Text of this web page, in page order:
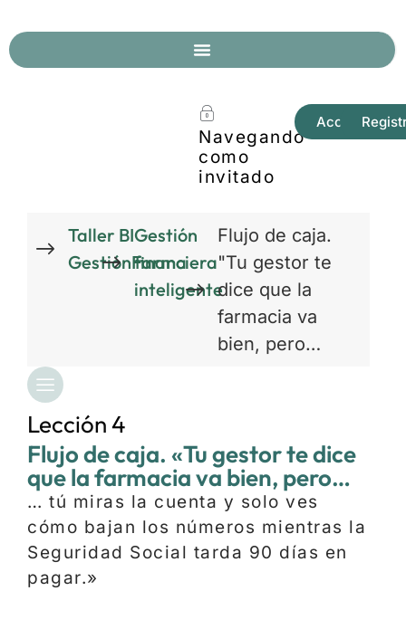
Navegando
como
invitado
Acceder
Taller BI
GestiónFarma
Gestión
financiera
inteligente
Flujo de caja.
"Tu gestor te
dice que la
farmacia va
bien, pero…
Lección 4
Flujo de caja. «Tu gestor te dice
que la farmacia va bien, pero…
… tú miras la cuenta y solo ves
cómo bajan los números mientras la
Seguridad Social tarda 90 días en
pagar.»